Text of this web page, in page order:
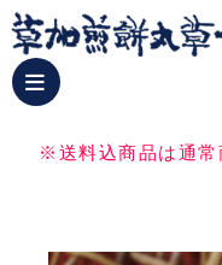
※送料込商品は通常